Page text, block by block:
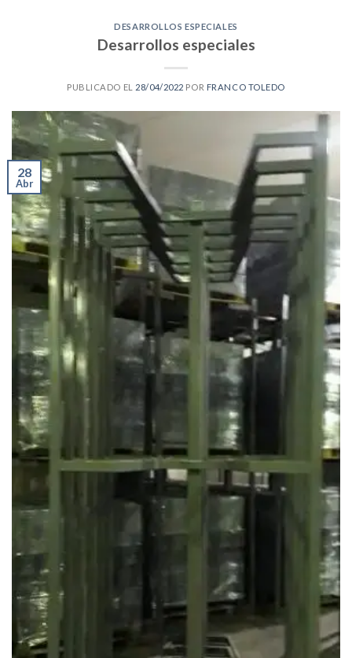
DESARROLLOS ESPECIALES
Desarrollos especiales
PUBLICADO EL 28/04/2022 POR FRANCO TOLEDO
28
Abr